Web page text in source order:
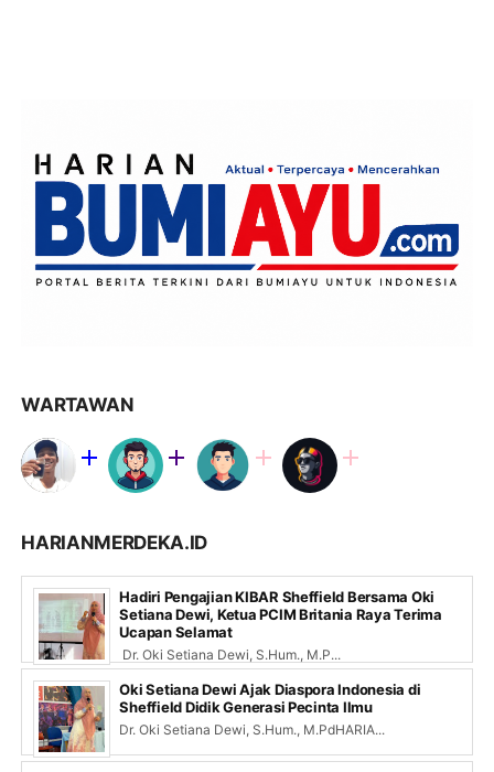
WARTAWAN
HARIANMERDEKA.ID
Hadiri Pengajian KIBAR Sheffield Bersama Oki
Setiana Dewi, Ketua PCIM Britania Raya Terima
Ucapan Selamat
Dr. Oki Setiana Dewi, S.Hum., M.P...
Oki Setiana Dewi Ajak Diaspora Indonesia di
Sheffield Didik Generasi Pecinta Ilmu
Dr. Oki Setiana Dewi, S.Hum., M.PdHARIA...